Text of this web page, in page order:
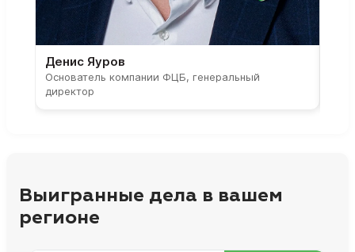
Денис Яуров
Основатель компании ФЦБ, генеральный
директор
Выигранные дела в вашем
регионе